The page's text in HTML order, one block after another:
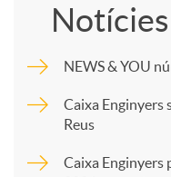
p
a
NEWS & YOU
Caixa Enginyers
Reus
Caixa Enginyers